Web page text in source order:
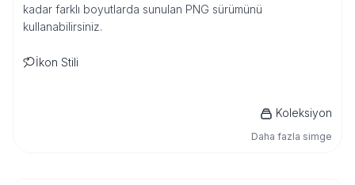
kadar farklı boyutlarda sunulan PNG sürümünü
kullanabilirsiniz.
İkon Stili
Koleksiyon
Daha fazla simge